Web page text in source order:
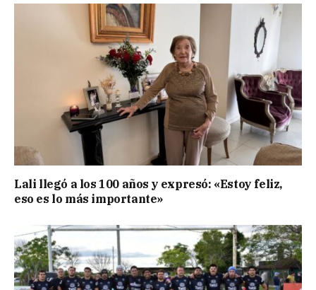
Lali llegó a los 100 años y expresó: «Estoy feliz,
eso es lo más importante»